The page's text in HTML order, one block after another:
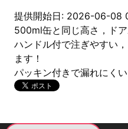
提供開始日: 2026-06-08
500ml缶と同じ高さ，ド
ハンドル付で注ぎやすい
ます！
パッキン付きで漏れにくい